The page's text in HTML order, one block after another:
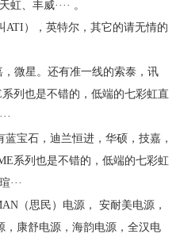
、丰威···· 。
），英特尔，其它的请无情的
微星。还有准一线的索泰，讯
列也是不错的，低端的七彩虹直
宝石，迪兰恒进，华硕，技嘉，
系列也是不错的，低端的七彩虹
···
（思民）电源， 安耐美电源，
康舒电源，海韵电源，全汉电